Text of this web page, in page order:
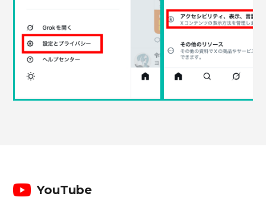
YouTube